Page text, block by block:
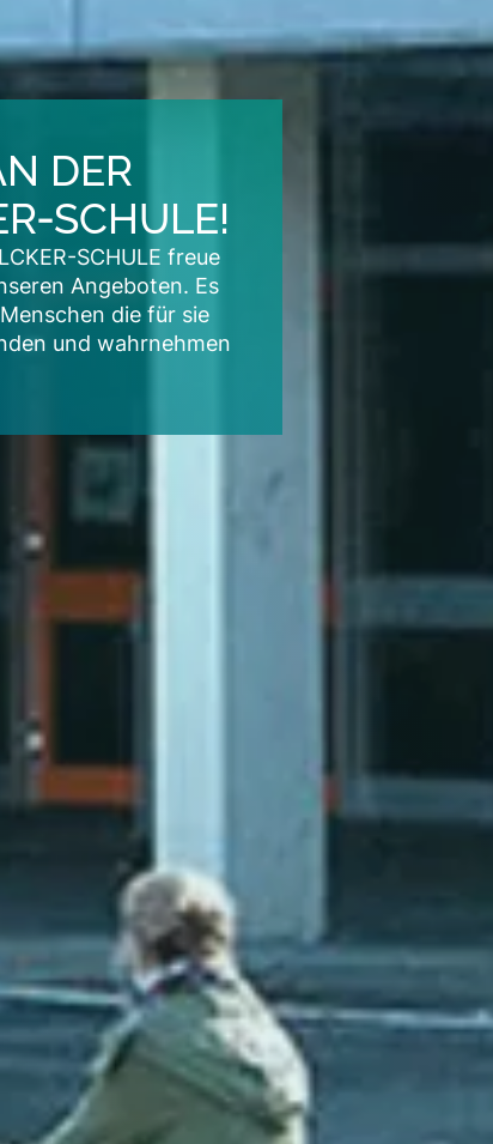
DER
SCHULE freue
Angeboten. Es
die für sie
und wahrnehmen